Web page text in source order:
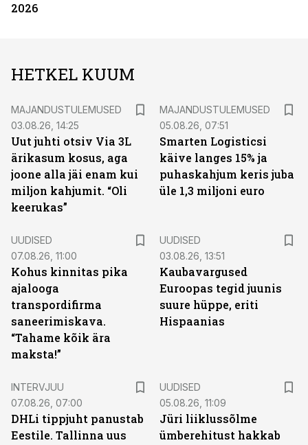
2026
HETKEL KUUM
MAJANDUSTULEMUSED
03.08.26, 14:25
Uut juhti otsiv Via 3L
ärikasum kosus, aga
joone alla jäi enam kui
miljon kahjumit. “Oli
keerukas”
MAJANDUSTULEMUSED
05.08.26, 07:51
Smarten Logisticsi
käive langes 15% ja
puhaskahjum keris juba
üle 1,3 miljoni euro
UUDISED
07.08.26, 11:00
Kohus kinnitas pika
ajalooga
transpordifirma
saneerimiskava.
“Tahame kõik ära
maksta!”
UUDISED
03.08.26, 13:51
Kaubavargused
Euroopas tegid juunis
suure hüppe, eriti
Hispaanias
INTERVJUU
07.08.26, 07:00
DHLi tippjuht panustab
Eestile. Tallinna uus
UUDISED
05.08.26, 11:09
Jüri liiklussõlme
ümberehitust hakkab